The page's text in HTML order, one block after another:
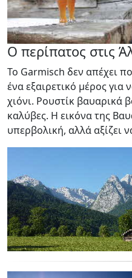
Ο περίπατος στις
Το Garmisch δεν απέχει
ένα εξαιρετικό μέρος
χιόνι. Ρουστίκ βαυαρικά
καλύβες. Η εικόνα της
υπερβολική, αλλά αξίζει